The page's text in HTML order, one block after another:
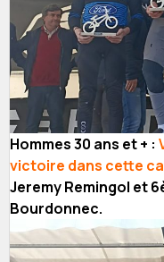
Hommes 30 ans et + :
victoire dans cette
Jeremy Remingol et
Bourdonnec.